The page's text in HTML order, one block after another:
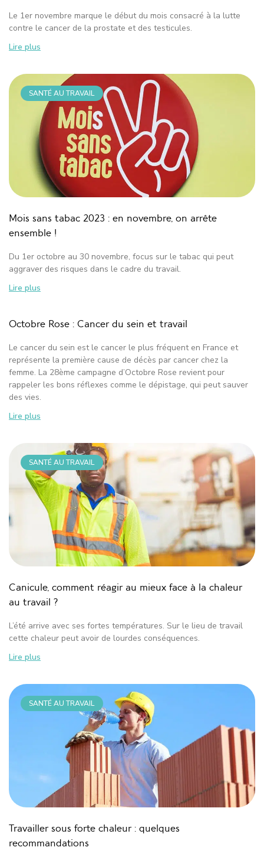
Le 1er novembre marque le début du mois consacré à la lutte
contre le cancer de la prostate et des testicules.
Lire plus
SANTÉ AU TRAVAIL
Mois sans tabac 2023 : en novembre, on arrête
ensemble !
Du 1er octobre au 30 novembre, focus sur le tabac qui peut
aggraver des risques dans le cadre du travail.
Lire plus
Octobre Rose : Cancer du sein et travail
Le cancer du sein est le cancer le plus fréquent en France et
représente la première cause de décès par cancer chez la
femme. La 28ème campagne d’Octobre Rose revient pour
rappeler les bons réflexes comme le dépistage, qui peut sauver
des vies.
Lire plus
SANTÉ AU TRAVAIL
Canicule, comment réagir au mieux face à la chaleur
au travail ?
L’été arrive avec ses fortes températures. Sur le lieu de travail
cette chaleur peut avoir de lourdes conséquences.
Lire plus
SANTÉ AU TRAVAIL
Travailler sous forte chaleur : quelques
recommandations